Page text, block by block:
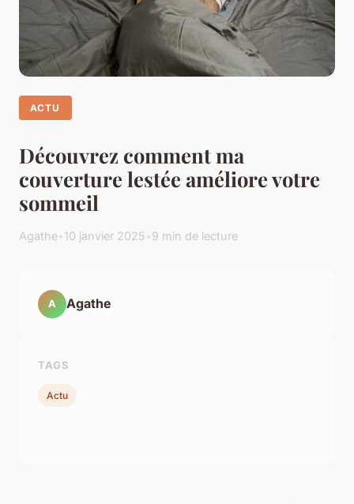
ACTU
Découvrez comment ma
couverture lestée améliore votre
sommeil
Agathe•10 janvier 2025•9 min de lecture
A Agathe
TAGS
Actu